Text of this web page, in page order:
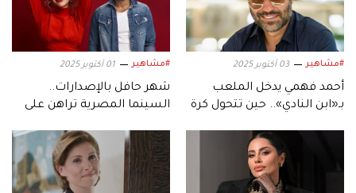
#مشاهير 03 أكتوبر 2025
أحمد فهمي يدخل الملعب
بـ«ابن النادي».. حين تتحول كرة
#مشاهير 01 أكتوبر 2025
شهر حافل بالإصدارات..
السينما المصرية تراهن على